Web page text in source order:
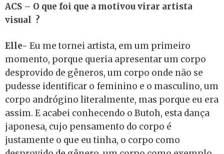
ACS – O que foi que a motivou virar artista
visual ?
Elle- Eu me tornei artista, em um primeiro
momento, porque queria apresentar um corpo
desprovido de gêneros, um corpo onde não se
pudesse identificar o feminino e o masculino, um
corpo andrógino literalmente, mas porque eu era
assim. E acabei conhecendo o Butoh, esta dança
japonesa, cujo pensamento do corpo é
justamente o que eu tinha, o corpo como